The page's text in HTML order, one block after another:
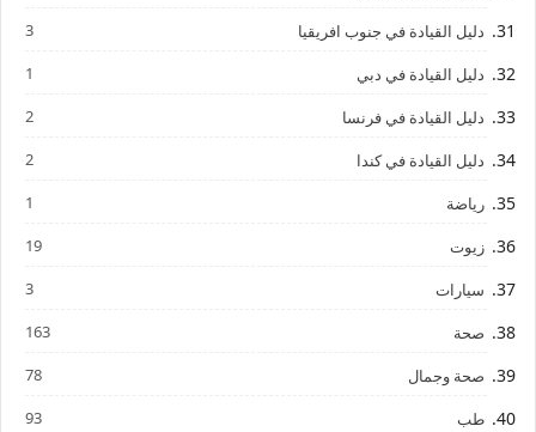
دليل القيادة في جنوب افريقيا 3
دليل القيادة في دبي 1
دليل القيادة في فرنسا 2
دليل القيادة في كندا 2
رياضة 1
زيوت 19
سيارات 3
صحة 163
صحة وجمال 78
طب 93